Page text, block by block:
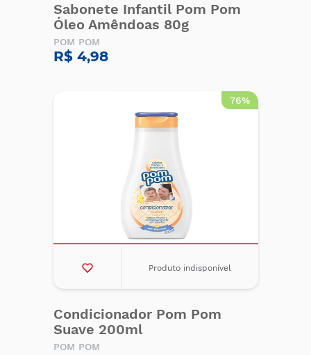
Sabonete Infantil Pom Pom
Óleo Amêndoas 80g
POM POM
R$ 4,98
76%
Produto indisponível
Condicionador Pom Pom
Suave 200ml
POM POM